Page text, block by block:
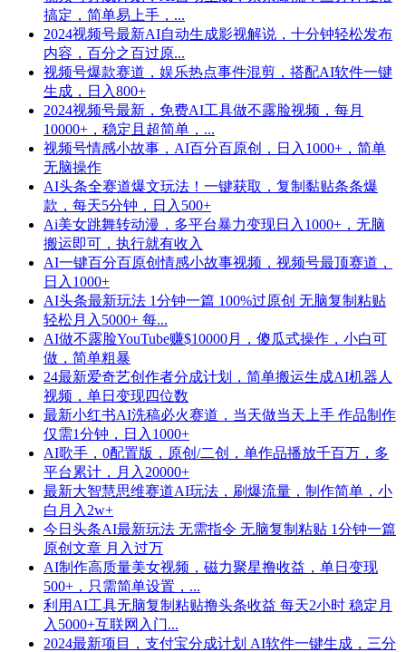
搞定，简单易上手，...
2024视频号最新AI自动生成影视解说，十分钟轻松发布
内容，百分之百过原...
视频号爆款赛道，娱乐热点事件混剪，搭配AI软件一键
生成，日入800+
2024视频号最新，免费AI工具做不露脸视频，每月
10000+，稳定且超简单，...
视频号情感小故事，AI百分百原创，日入1000+，简单
无脑操作
AI头条全赛道爆文玩法！一键获取，复制黏贴条条爆
款，每天5分钟，日入500+
Ai美女跳舞转动漫，多平台暴力变现日入1000+，无脑
搬运即可，执行就有收入
AI一键百分百原创情感小故事视频，视频号最顶赛道，
日入1000+
AI头条最新玩法 1分钟一篇 100%过原创 无脑复制粘贴
轻松月入5000+ 每...
AI做不露脸YouTube赚$10000月，傻瓜式操作，小白可
做，简单粗暴
24最新爱奇艺创作者分成计划，简单搬运生成AI机器人
视频，单日变现四位数
最新小红书AI洗稿必火赛道，当天做当天上手 作品制作
仅需1分钟，日入1000+
AI歌手，0配置版，原创/二创，单作品播放千百万，多
平台累计，月入20000+
最新大智慧思维赛道AI玩法，刷爆流量，制作简单，小
白月入2w+
今日头条AI最新玩法 无需指令 无脑复制粘贴 1分钟一篇
原创文章 月入过万
AI制作高质量美女视频，磁力聚星撸收益，单日变现
500+，只需简单设置，...
利用AI工具无脑复制粘贴撸头条收益 每天2小时 稳定月
入5000+互联网入门...
2024最新项目，支付宝分成计划 AI软件一键生成，三分